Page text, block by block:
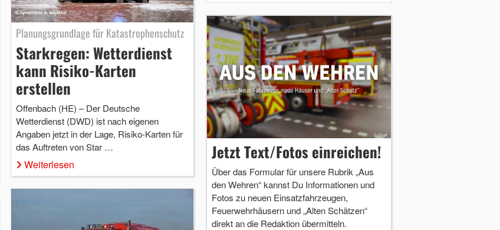
Planungsgrundlage für Katastrophenschutz
Starkregen: Wetterdienst
kann Risiko-Karten
erstellen
Offenbach (HE) – Der Deutsche
Wetterdienst (DWD) ist nach eigenen
Angaben jetzt in der Lage, Risiko-Karten für
das Auftreten von Star …
Weiterlesen
Jetzt Text/Fotos einreichen!
Über das Formular für unsere Rubrik „Aus
den Wehren“ kannst Du Informationen und
Fotos zu neuen Einsatzfahrzeugen,
Feuerwehrhäusern und „Alten Schätzen“
direkt an die Redaktion übermitteln.